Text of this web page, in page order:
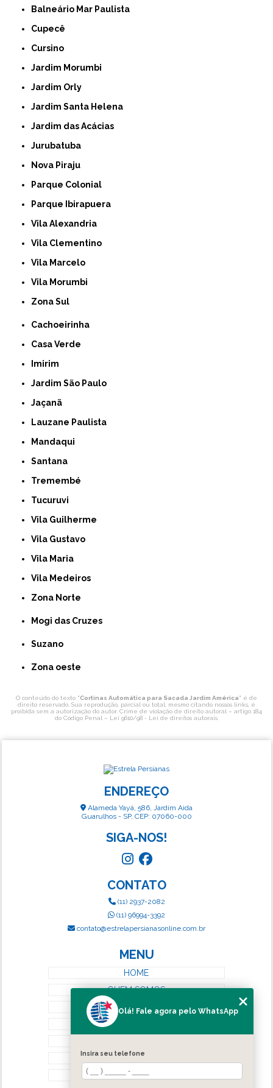
Balneário Mar Paulista
Cupecê
Cursino
Jardim Morumbi
Jardim Orly
Jardim Santa Helena
Jardim das Acácias
Jurubatuba
Nova Piraju
Parque Colonial
Parque Ibirapuera
Vila Alexandria
Vila Clementino
Vila Marcelo
Vila Morumbi
Zona Sul
Cachoeirinha
Casa Verde
Imirim
Jardim São Paulo
Jaçanã
Lauzane Paulista
Mandaqui
Santana
Tremembé
Tucuruvi
Vila Guilherme
Vila Gustavo
Vila Maria
Vila Medeiros
Zona Norte
Mogi das Cruzes
Suzano
Zona oeste
O conteúdo do texto "Cortinas Automática para Sacada Jardim América" é de
direito reservado. Sua reprodução, parcial ou total, mesmo citando nossos links, é
proibida sem a autorização do autor. Crime de violação de direito autoral – artigo 184
do Código Penal – Lei 9610/98 - Lei de direitos autorais.
ENDEREÇO
Alameda Yayá, 586, Jardim Aida
Guarulhos - SP, CEP: 07060-000
SIGA-NOS!
CONTATO
(11) 2937-2082
(11) 96994-3392
contato@estrelapersianasonline.com.br
MENU
HOME
QUEM SOMOS
SERVIÇOS
CATEGORIAS
MAPA DO SITE
Olá! Fale agora pelo WhatsApp
Insira seu telefone